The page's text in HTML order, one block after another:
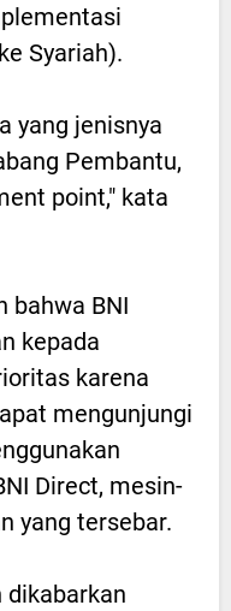
Syariah).
yang jenisnya
Pembantu,
point," kata
bahwa BNI
kepada
karena
mengunjungi
Direct, mesin-
yang tersebar.
dikabarkan